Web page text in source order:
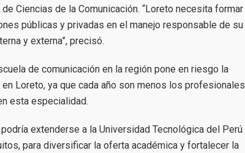
Ciencias de la Comunicación. “Loreto necesita formar
públicas y privadas en el manejo responsable de su
y externa”, precisó.
de comunicación en la región pone en riesgo la
Loreto, ya que cada año son menos los profesionales
esta especialidad.
extenderse a la Universidad Tecnológica del Perú
para diversificar la oferta académica y fortalecer la